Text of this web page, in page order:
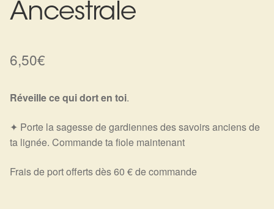
Cadeaux de naissance
Ésotérisme : les pratiques spirituelles du monde invisible
Arts Divinatoires : Percez les Mystères de l’Invisible
Ancestrale
6,50€
Réveille ce qui dort en toi.
✦ Porte la sagesse de gardiennes des savoirs anciens de
ta lignée. Commande ta fiole maintenant
Frais de port offerts dès 60 € de commande